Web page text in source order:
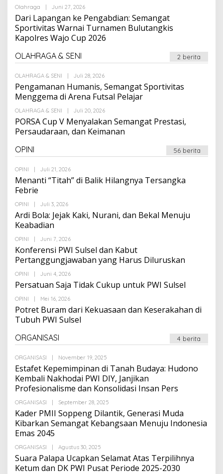
Olahraga Juni 27, 2026Oleh
Dari Lapangan ke Pengabdian: Semangat
Sportivitas Warnai Turnamen Bulutangkis
Kapolres Wajo Cup 2026
OLAHRAGA & SENI 2 berita
OLAHRAGA & SENI Juli 28, 2026Oleh
Pengamanan Humanis, Semangat Sportivitas
Menggema di Arena Futsal Pelajar
OLAHRAGA & SENI Juli 20, 2026Oleh
PORSA Cup V Menyalakan Semangat Prestasi,
Persaudaraan, dan Keimanan
OPINI 56 berita
OPINI Juli 21, 2026Oleh
Menanti “Titah” di Balik Hilangnya Tersangka
Febrie
OPINI Juli 3, 2026Oleh
Ardi Bola: Jejak Kaki, Nurani, dan Bekal Menuju
Keabadian
OPINI Juni 7, 2026Oleh
Konferensi PWI Sulsel dan Kabut
Pertanggungjawaban yang Harus Diluruskan
OPINI Juni 4, 2026Oleh
Persatuan Saja Tidak Cukup untuk PWI Sulsel
OPINI Mei 16, 2026Oleh
Potret Buram dari Kekuasaan dan Keserakahan di
Tubuh PWI Sulsel
ORGANISASI 4 berita
ORGANISASI November 19, 2025
Estafet Kepemimpinan di Tanah Budaya: Hudono
Kembali Nakhodai PWI DIY, Janjikan
Profesionalisme dan Konsolidasi Insan Pers
ORGANISASI September 28, 2025
Kader PMII Soppeng Dilantik, Generasi Muda
Kibarkan Semangat Kebangsaan Menuju Indonesia
Emas 2045
ORGANISASI Agustus 30, 2025
Suara Palapa Ucapkan Selamat Atas Terpilihnya
Ketum dan DK PWI Pusat Periode 2025-2030